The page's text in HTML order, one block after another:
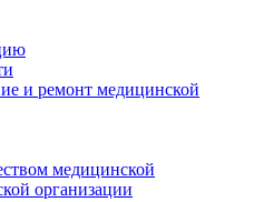
и ремонт медицинской
медицинской
организации